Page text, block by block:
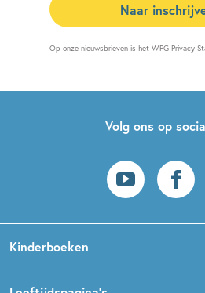
Naar
Op onze nieuwsbrieven is hetWPG Privacy
Volg ons op
Kinderboeken